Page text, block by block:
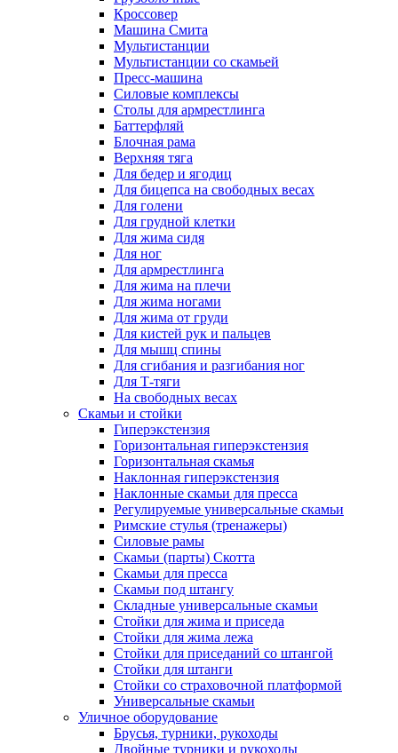
Кроссовер
Машина Смита
Мультистанции
Мультистанции со скамьей
Пресс-машина
Силовые комплексы
Столы для армрестлинга
Баттерфляй
Блочная рама
Верхняя тяга
Для бедер и ягодиц
Для бицепса на свободных весах
Для голени
Для грудной клетки
Для жима сидя
Для ног
Для армрестлинга
Для жима на плечи
Для жима ногами
Для жима от груди
Для кистей рук и пальцев
Для мышц спины
Для сгибания и разгибания ног
Для Т-тяги
На свободных весах
Скамьи и стойки
Гиперэкстензия
Горизонтальная гиперэкстензия
Горизонтальная скамья
Наклонная гиперэкстензия
Наклонные скамьи для пресса
Регулируемые универсальные скамьи
Римские стулья (тренажеры)
Силовые рамы
Скамьи (парты) Скотта
Скамьи для пресса
Скамьи под штангу
Складные универсальные скамьи
Стойки для жима и приседа
Стойки для жима лежа
Стойки для приседаний со штангой
Стойки для штанги
Стойки со страховочной платформой
Универсальные скамьи
Уличное оборудование
Брусья, турники, рукоходы
Двойные турники и рукоходы